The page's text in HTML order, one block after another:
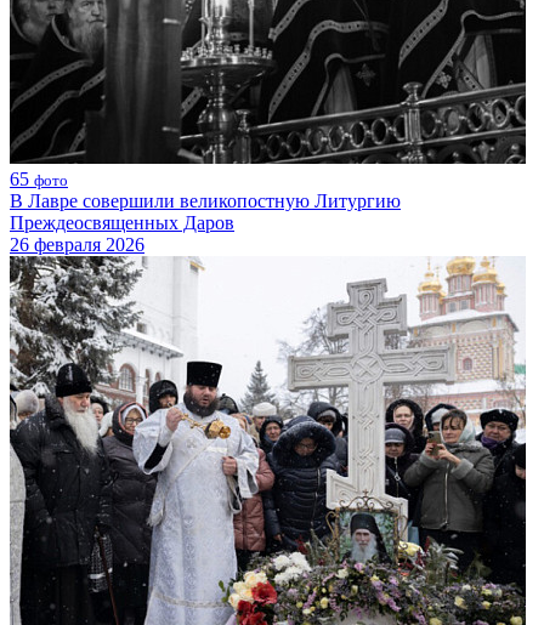
65 фото
В Лавре совершили великопостную Литургию
Преждеосвященных Даров
26 февраля 2026